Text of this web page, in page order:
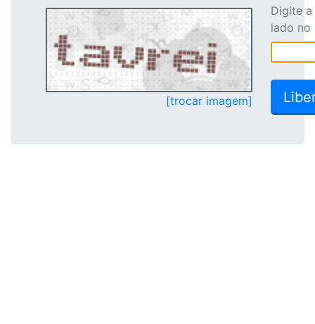
[trocar imagem]
Digite
lado no